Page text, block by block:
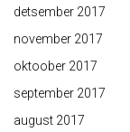
detsember 2017
november 2017
oktoober 2017
september 2017
august 2017